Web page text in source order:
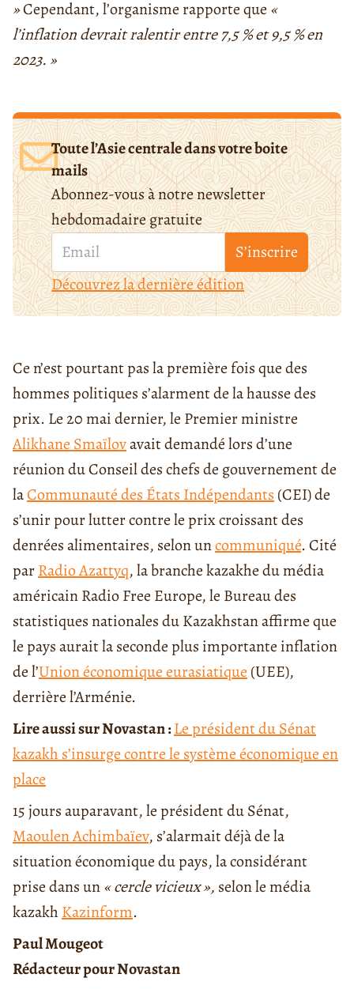
»Cependant, l’organisme rapporte que «
l’inflation devrait ralentir entre 7,5 % et 9,5 % en
2023. »
Toute l’Asie centrale dans votre boite
mails
Abonnez-vous à notre newsletter
hebdomadaire gratuite
S’inscrire
Découvrez la dernière édition
Ce n’est pourtant pas la première fois que des
hommes politiques s’alarment de la hausse des
prix. Le 20 mai dernier, le Premier ministre
Alikhane Smaïlovavait demandé lors d’une
réunion du Conseil des chefs de gouvernement de
laCommunauté des États Indépendants (CEI) de
s’unir pour lutter contre le prix croissant des
denrées alimentaires, selon uncommuniqué. Cité
parRadio Azattyq, la branche kazakhe du média
américain Radio Free Europe, le Bureau des
statistiques nationales du Kazakhstan affirme que
le pays aurait la seconde plus importante inflation
de l’Union économique eurasiatique (UEE),
derrière l’Arménie.
Lire aussi sur Novastan :Le président du Sénat
kazakh s’insurge contre le système économique en
place
15 jours auparavant, le président du Sénat,
Maoulen Achimbaïev, s’alarmait déjà de la
situation économique du pays, la considérant
prise dans un« cercle vicieux », selon le média
kazakh Kazinform.
Paul Mougeot
Rédacteur pour Novastan